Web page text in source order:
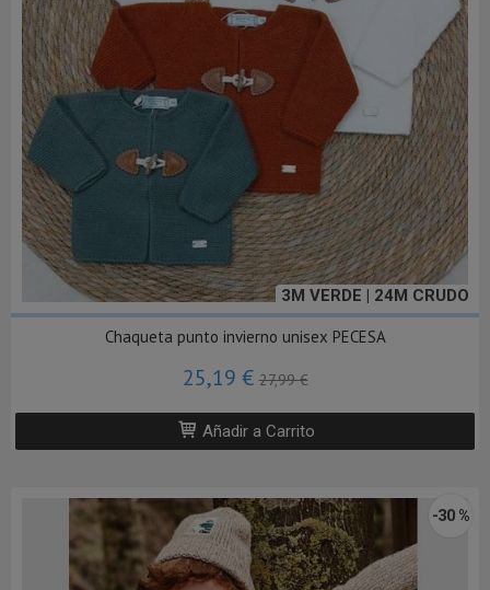
3M VERDE | 24M CRUDO
Chaqueta punto invierno unisex PECESA
25,19 €27,99 €
Añadir a Carrito
-30 %